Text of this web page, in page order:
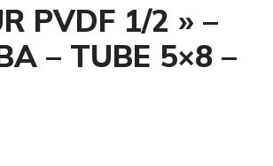
PVDF 1/2 » –
– TUBE 5×8 –